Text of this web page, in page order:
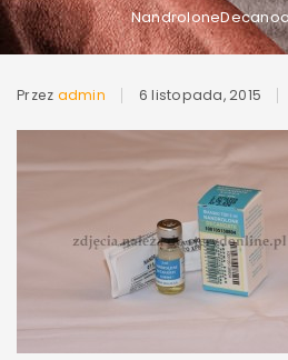
Przez admin 6 listopada, 2015